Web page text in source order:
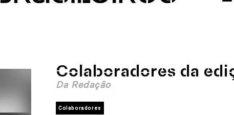
Colaboradores da
Da Redação
Colaboradores